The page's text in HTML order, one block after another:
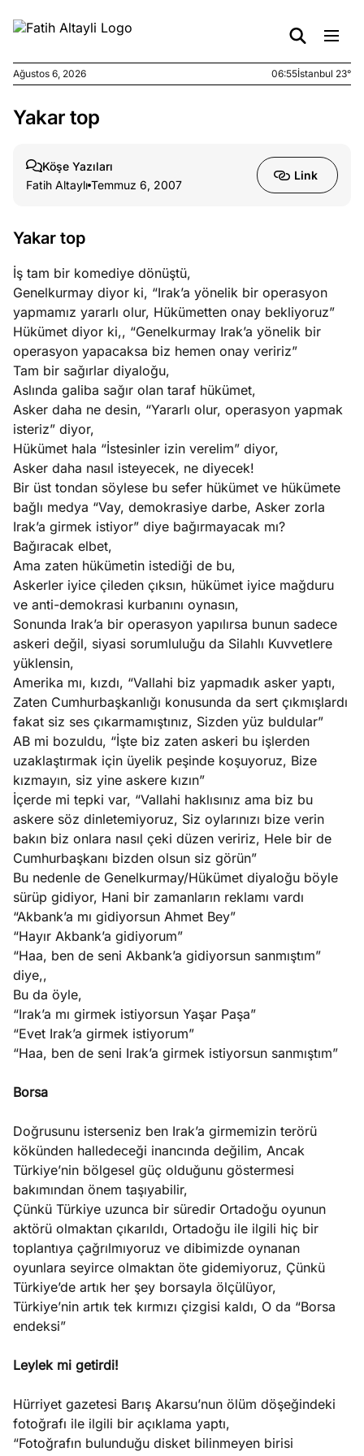
Ağustos
stok
caiz
Ağustos
umutlu
ister
Ağustos
3, 2026
yerde
şeye ne
Köşe
Yazıları
Spor
Yazıları
Yazıları
Ağustos 6, 2026 06:55İstanbul 23°
Yakar top
Köşe Yazıları
Fatih Altaylı Temmuz 6, 2007
Link
Yakar top
İş tam bir komediye dönüştü,
Genelkurmay diyor ki, “Irak’a yönelik bir operasyon
yapmamız yararlı olur, Hükümetten onay bekliyoruz”
Hükümet diyor ki,, “Genelkurmay Irak’a yönelik bir
operasyon yapacaksa biz hemen onay veririz”
Tam bir sağırlar diyaloğu,
Aslında galiba sağır olan taraf hükümet,
Asker daha ne desin, “Yararlı olur, operasyon yapmak
isteriz” diyor,
Hükümet hala “İstesinler izin verelim” diyor,
Asker daha nasıl isteyecek, ne diyecek!
Bir üst tondan söylese bu sefer hükümet ve hükümete
bağlı medya “Vay, demokrasiye darbe, Asker zorla
Irak’a girmek istiyor” diye bağırmayacak mı?
Bağıracak elbet,
Ama zaten hükümetin istediği de bu,
Askerler iyice çileden çıksın, hükümet iyice mağduru
ve anti-demokrasi kurbanını oynasın,
Sonunda Irak’a bir operasyon yapılırsa bunun sadece
askeri değil, siyasi sorumluluğu da Silahlı Kuvvetlere
yüklensin,
Amerika mı, kızdı, “Vallahi biz yapmadık asker yaptı,
Zaten Cumhurbaşkanlığı konusunda da sert çıkmışlardı
fakat siz ses çıkarmamıştınız, Sizden yüz buldular”
AB mi bozuldu, “İşte biz zaten askeri bu işlerden
uzaklaştırmak için üyelik peşinde koşuyoruz, Bize
kızmayın, siz yine askere kızın”
İçerde mi tepki var, “Vallahi haklısınız ama biz bu
askere söz dinletemiyoruz, Siz oylarınızı bize verin
bakın biz onlara nasıl çeki düzen veririz, Hele bir de
Cumhurbaşkanı bizden olsun siz görün”
Bu nedenle de Genelkurmay/Hükümet diyaloğu böyle
sürüp gidiyor, Hani bir zamanların reklamı vardı
“Akbank’a mı gidiyorsun Ahmet Bey”
“Hayır Akbank’a gidiyorum”
“Haa, ben de seni Akbank’a gidiyorsun sanmıştım”
diye,,
Bu da öyle,
“Irak’a mı girmek istiyorsun Yaşar Paşa”
“Evet Irak’a girmek istiyorum”
“Haa, ben de seni Irak’a girmek istiyorsun sanmıştım”
Borsa
Doğrusunu isterseniz ben Irak’a girmemizin terörü
kökünden halledeceği inancında değilim, Ancak
Türkiye’nin bölgesel güç olduğunu göstermesi
bakımından önem taşıyabilir,
Çünkü Türkiye uzunca bir süredir Ortadoğu oyunun
aktörü olmaktan çıkarıldı, Ortadoğu ile ilgili hiç bir
toplantıya çağrılmıyoruz ve dibimizde oynanan
oyunlara seyirce olmaktan öte gidemiyoruz, Çünkü
Türkiye’de artık her şey borsayla ölçülüyor,
Türkiye’nin artık tek kırmızı çizgisi kaldı, O da “Borsa
endeksi”
Leylek mi getirdi!
Hürriyet gazetesi Barış Akarsu’nun ölüm döşeğindeki
fotoğrafı ile ilgili bir açıklama yaptı,
“Fotoğrafın bulunduğu disket bilinmeyen birisi